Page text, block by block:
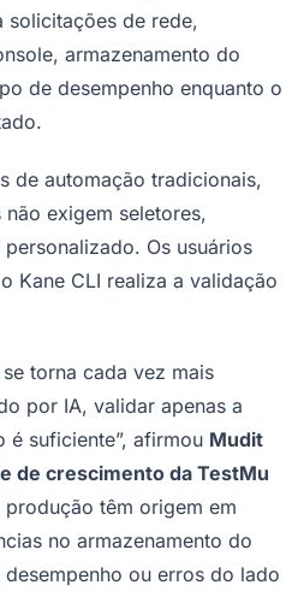
solicitações de rede,
armazenamento do
de desempenho enquanto o
de automação tradicionais,
exigem seletores,
Os usuários
Kane CLI realiza a validação
torna cada vez mais
por IA, validar apenas a
é suficiente”, afirmou Mudit
de crescimento da TestMu
têm origem em
no armazenamento do
ou erros do lado